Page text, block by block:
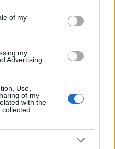
purposes in below Google
of my
my
Advertising.
Use,
of my
with the
Profunda Bau
kanyarog a Dolgozó utca,
felel a Profunda Bau.
burkolatú parkolók